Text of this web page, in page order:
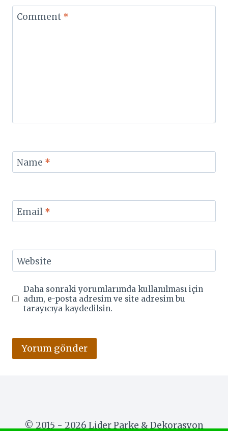
Comment *
Name *
Email *
Website
Daha sonraki yorumlarımda kullanılması için
adım, e-posta adresim ve site adresim bu
tarayıcıya kaydedilsin.
© 2015 - 2026 Lider Parke & Dekorasyon